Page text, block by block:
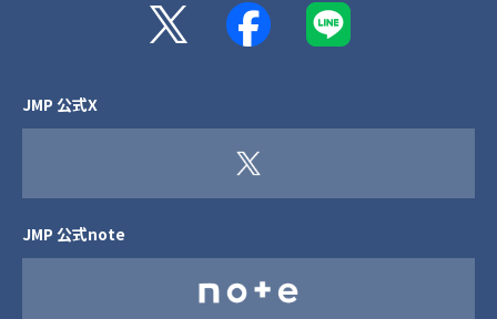
JMP 公式X
JMP 公式note